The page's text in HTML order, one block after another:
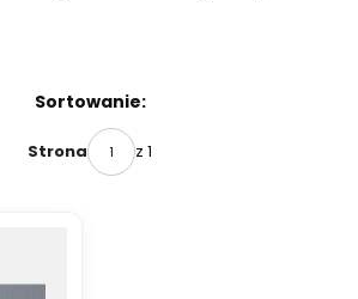
Sortowanie:
Strona z 1